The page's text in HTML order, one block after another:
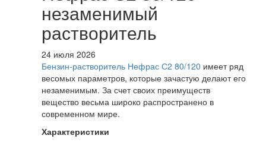
незаменимый
растворитель
24 июля 2026
Бензин-растворитель Нефрас С2 80/120 имеет ряд
весомых параметров, которые зачастую делают его
незаменимым. За счет своих преимуществ
вещество весьма широко распространено в
современном мире.
Характеристики